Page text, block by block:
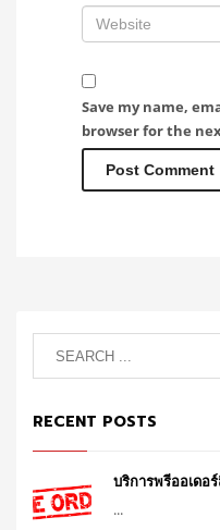
Save my name,
browser for the
RECENT POSTS
บริการพรีออเดอ
...